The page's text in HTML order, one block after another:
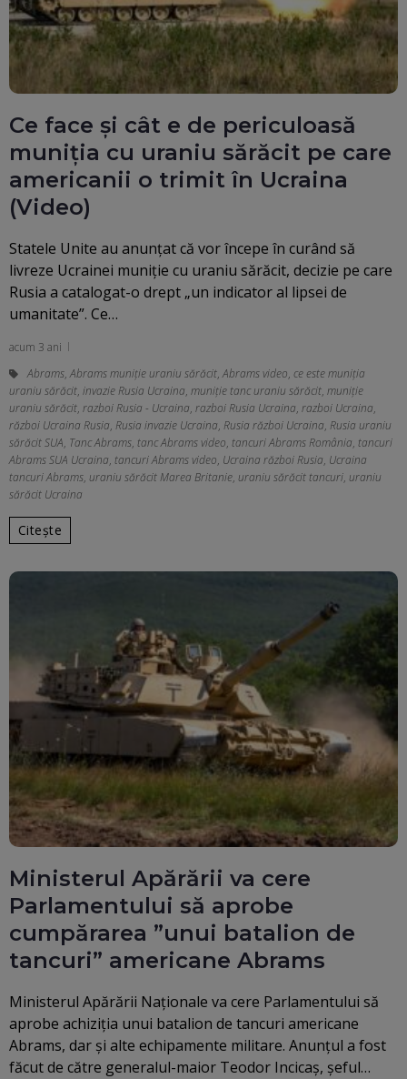
Ce face și cât e de periculoasă
muniția cu uraniu sărăcit pe care
americanii o trimit în Ucraina
(Video)
Statele Unite au anunțat că vor începe în curând să
livreze Ucrainei muniție cu uraniu sărăcit, decizie pe care
Rusia a catalogat-o drept „un indicator al lipsei de
umanitate”. Ce…
acum 3 ani
Abrams,Abrams muniție uraniu sărăcit,Abrams video, ce este muniția
uraniu sărăcit, invazie Rusia Ucraina, muniție tanc uraniu sărăcit, muniție
uraniu sărăcit, razboi Rusia - Ucraina, razboi Rusia Ucraina, razboi Ucraina,
război Ucraina Rusia, Rusia invazie Ucraina, Rusia război Ucraina, Rusia uraniu
sărăcit SUA, Tanc Abrams, tanc Abrams video, tancuri Abrams România, tancuri
Abrams SUA Ucraina, tancuri Abrams video, Ucraina război Rusia, Ucraina
tancuri Abrams, uraniu sărăcit Marea Britanie, uraniu sărăcit tancuri, uraniu
sărăcit Ucraina
Citește
Ministerul Apărării va cere
Parlamentului să aprobe
cumpărarea ”unui batalion de
tancuri” americane Abrams
Ministerul Apărării Naționale va cere Parlamentului să
aprobe achiziția unui batalion de tancuri americane
Abrams, dar și alte echipamente militare. Anunțul a fost
făcut de către generalul-maior Teodor Incicaș, șeful…